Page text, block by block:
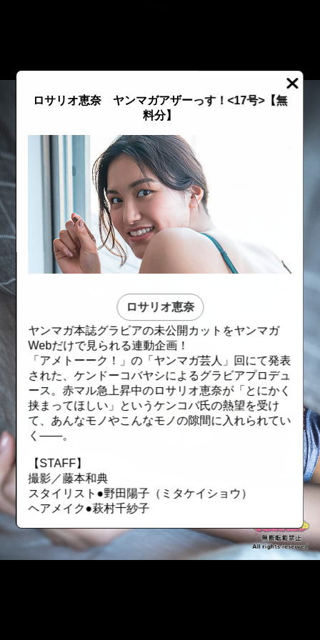
ロサリオ恵奈 ヤンマガアザーっす！<17号>【無
料分】
ロサリオ恵奈
ヤンマガ本誌グラビアの未公開カットをヤンマガ
Webだけで見られる連動企画！
「アメトーーク！」の「ヤンマガ芸人」回にて発表
された、ケンドーコバヤシによるグラビアプロデュ
ース。赤マル急上昇中のロサリオ恵奈が「とにかく
挟まってほしい」というケンコバ氏の熱望を受け
て、あんなモノやこんなモノの隙間に入れられてい
く――。
【STAFF】
撮影／藤本和典
スタイリスト●野田陽子（ミタケイショウ）
ヘアメイク●萩村千紗子
::fzkqzrz.oi